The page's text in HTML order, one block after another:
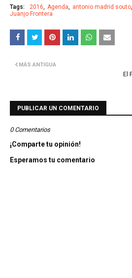
Tags: 2016 Agenda antonio madrid souto
Juanjo Frontera
El
MÁS ANTIGUA
PUBLICAR UN COMENTARIO
0 Comentarios
¡Comparte tu opinión!
Esperamos tu comentario